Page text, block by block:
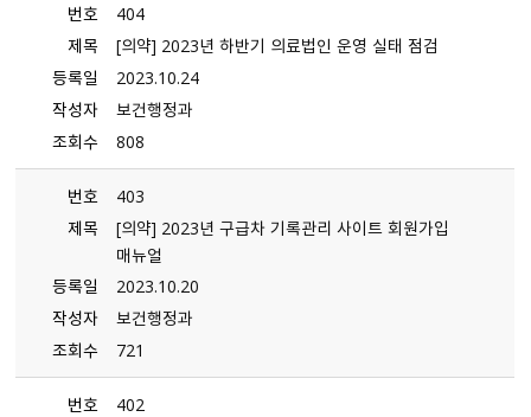
번호
404
제목
[의약] 2023년 하반기 의료법인 운영 실태 점검
등록일
2023.10.24
작성자
보건행정과
조회수
808
번호
403
제목
[의약] 2023년 구급차 기록관리 사이트 회원가입
매뉴얼
등록일
2023.10.20
작성자
보건행정과
조회수
721
번호
402